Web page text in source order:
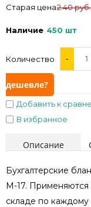
Старая цена2.40 руб.
Наличие 450 шт
Количество -
дешевле?
Добавить к
В избранное
Описание
Бухгалтерские
М-17. Применяются
складе по каждому